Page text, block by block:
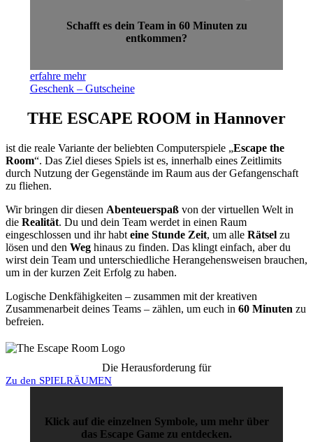
Schafft es dein Team in 60 Minuten zu
entkommen?
erfahre mehr
Geschenk – Gutscheine
THE ESCAPE ROOM in Hannover
ist die reale Variante der beliebten Computerspiele „Escape the
Room“. Das Ziel dieses Spiels ist es, innerhalb eines Zeitlimits
durch Nutzung der Gegenstände im Raum aus der Gefangenschaft
zu fliehen.
Wir bringen dir diesen Abenteuerspaß von der virtuellen Welt in
die Realität. Du und dein Team werdet in einen Raum
eingeschlossen und ihr habt eine Stunde Zeit, um alle Rätsel zu
lösen und den Weg hinaus zu finden. Das klingt einfach, aber du
wirst dein Team und unterschiedliche Herangehensweisen brauchen,
um in der kurzen Zeit Erfolg zu haben.
Logische Denkfähigkeiten – zusammen mit der kreativen
Zusammenarbeit deines Teams – zählen, um euch in 60 Minuten zu
befreien.
Die Herausforderung für
Zu den SPIELRÄUMEN
Klick auf die einzelnen Symbole, um mehr über
das Escape Game zu entdecken.